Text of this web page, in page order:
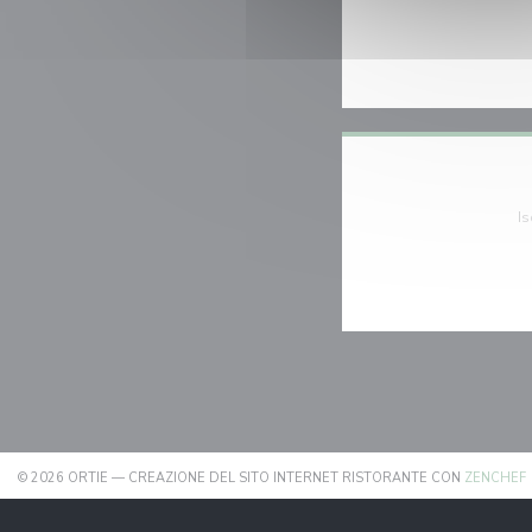
© 2026 ORTIE — CREAZIONE DEL SITO INTERNET RISTORANTE CON ZENCHEF